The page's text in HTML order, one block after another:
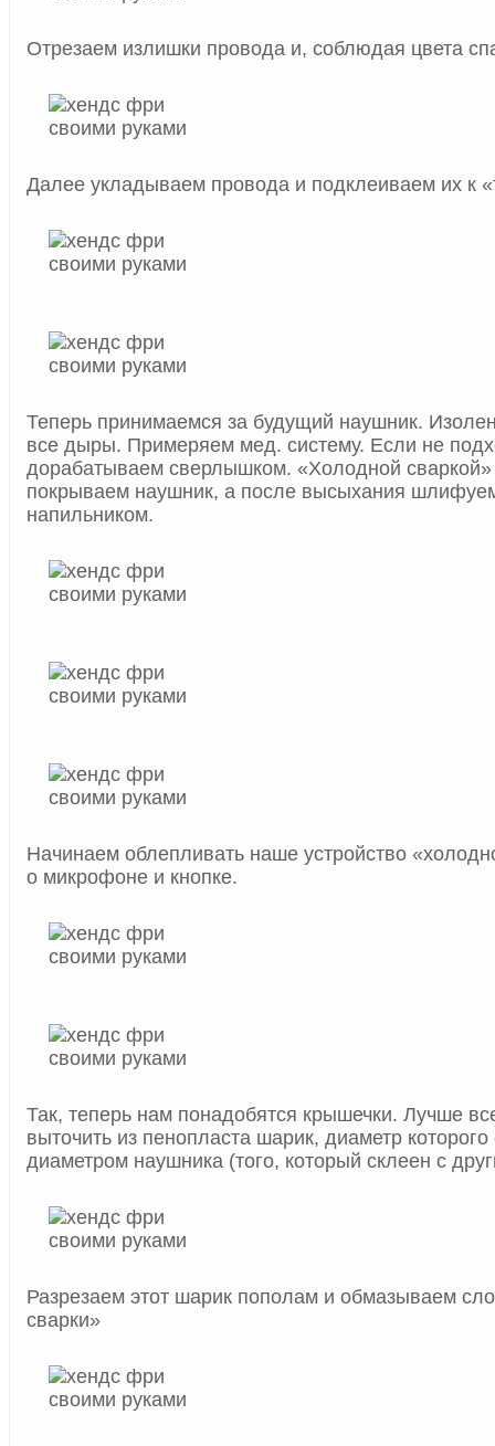
Отрезаем излишки провода и, соблюдая цвета
Далее укладываем провода и подклеиваем их к
Теперь принимаемся за будущий наушник.
все дыры. Примеряем мед. систему. Если не
дорабатываем сверлышком. «Холодной
покрываем наушник, а после высыхания
напильником.
Начинаем облепливать наше устройство
о микрофоне и кнопке.
Так, теперь нам понадобятся крышечки. Лучше
выточить из пенопласта шарик, диаметр которого
диаметром наушника (того, который склеен с
Разрезаем этот шарик пополам и обмазываем
сварки»